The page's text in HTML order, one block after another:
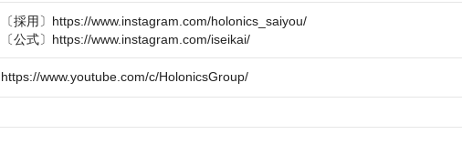
〔採用〕https://www.instagram.com/holonics_saiyou/
〔公式〕https://www.instagram.com/iseikai/
https://www.youtube.com/c/HolonicsGroup/